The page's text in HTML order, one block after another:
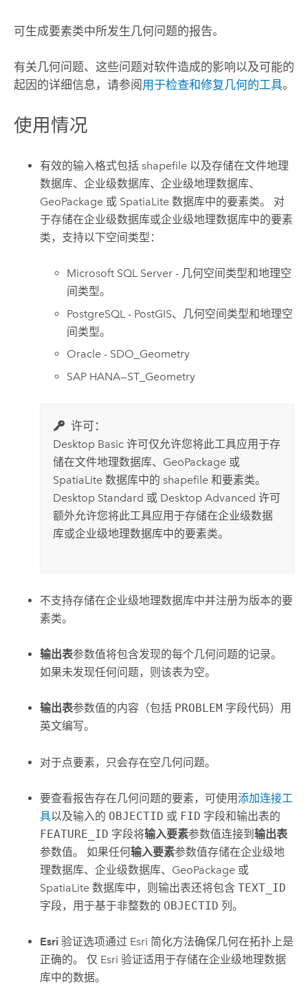
可生成要素类中所发生几何问题的报告。
有关几何问题、这些问题对软件造成的影响以及可能的
起因的详细信息，请参阅 用于检查和修复几何的工具。
使用情况
有效的输入格式包括 shapefile 以及存储在文件地理
数据库、企业级数据库、企业级地理数据库、
GeoPackage 或 SpatiaLite 数据库中的要素类。 对
于存储在企业级数据库或企业级地理数据库中的要素
类，支持以下空间类型：
Microsoft SQL Server - 几何空间类型和地理空
间类型。
PostgreSQL - PostGIS、几何空间类型和地理空
间类型。
Oracle - SDO_Geometry
SAP HANA—ST_Geometry
许可：
Desktop Basic许可仅允许您将此工具应用于存
储在文件地理数据库、GeoPackage 或
SpatiaLite 数据库中的 shapefile 和要素类。
Desktop Standard 或 Desktop Advanced 许可
额外允许您将此工具应用于存储在企业级数据
库或企业级地理数据库中的要素类。
不支持存储在企业级地理数据库中并注册为版本的要
素类。
输出表参数值将包含发现的每个几何问题的记录。
如果未发现任何问题，则该表为空。
输出表参数值的内容（包括 PROBLEM 字段代码）用
英文编写。
对于点要素，只会存在空几何问题。
要查看报告存在几何问题的要素，可使用添加连接工
具以及输入的 OBJECTID 或 FID 字段和输出表的
FEATURE_ID 字段将输入要素参数值连接到输出表
参数值。 如果任何输入要素参数值存储在企业级地
理数据库、企业级数据库、 GeoPackage 或
SpatiaLite 数据库中，则输出表还将包含TEXT_ID
字段，用于基于非整数的 OBJECTID 列。
Esri 验证选项通过 Esri 简化方法确保几何在拓扑上是
正确的。 仅 Esri 验证适用于存储在企业级地理数据
库中的数据。